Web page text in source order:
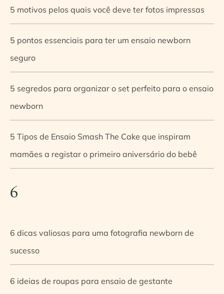
5 motivos pelos quais você deve ter fotos impressas
5 pontos essenciais para ter um ensaio newborn
seguro
5 segredos para organizar o set perfeito para o ensaio
newborn
5 Tipos de Ensaio Smash The Cake que inspiram
mamães a registar o primeiro aniversário do bebê
6
6 dicas valiosas para uma fotografia newborn de
sucesso
6 ideias de roupas para ensaio de gestante